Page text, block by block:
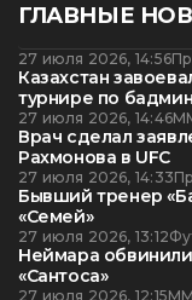
ГЛАВНЫЕ
27 июля 2026, 14:56
Казахстан
турнире по
27 июля 2026, 14:46
Врач сделал
Рахмонова в UFC
27 июля 2026, 14:33
Бывший тренер
«Семей»
27 июля 2026, 13:12
Неймара
«Сантоса»
27 июля 2026, 12:15